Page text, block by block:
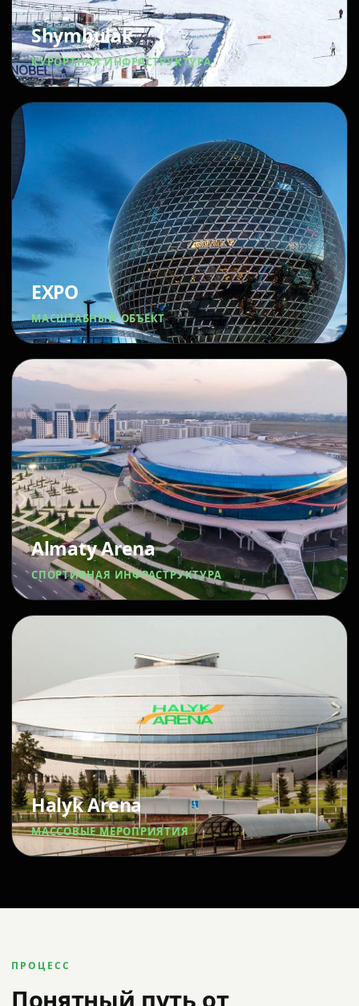
Shymbulak
КУРОРТНАЯ ИНФРАСТРУКТУРА
EXPO
МАСШТАБНЫЙ ОБЪЕКТ
Almaty Arena
СПОРТИВНАЯ ИНФРАСТРУКТУРА
Halyk Arena
МАССОВЫЕ МЕРОПРИЯТИЯ
ПРОЦЕСС
Понятный путь от